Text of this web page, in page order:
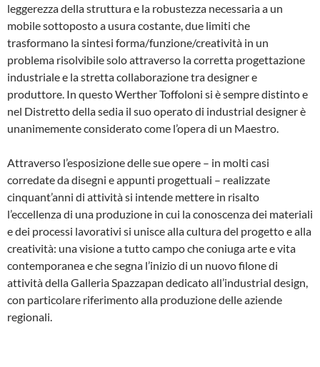
leggerezza della struttura e la robustezza necessaria a un
mobile sottoposto a usura costante, due limiti che
trasformano la sintesi forma/funzione/creatività in un
problema risolvibile solo attraverso la corretta progettazione
industriale e la stretta collaborazione tra designer e
produttore. In questo Werther Toffoloni si è sempre distinto e
nel Distretto della sedia il suo operato di industrial designer è
unanimemente considerato come l’opera di un Maestro.
Attraverso l’esposizione delle sue opere – in molti casi
corredate da disegni e appunti progettuali – realizzate
cinquant’anni di attività si intende mettere in risalto
l’eccellenza di una produzione in cui la conoscenza dei materiali
e dei processi lavorativi si unisce alla cultura del progetto e alla
creatività: una visione a tutto campo che coniuga arte e vita
contemporanea e che segna l’inizio di un nuovo filone di
attività della Galleria Spazzapan dedicato all’industrial design,
con particolare riferimento alla produzione delle aziende
regionali.